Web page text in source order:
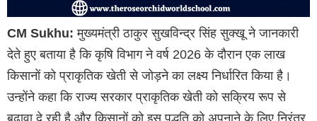
CM Sukhu: मुख्यमंत्री ठाकुर सुखविन्द्र सिंह सुक्खू ने जानकारी
देते हुए बताया है कि कृषि विभाग ने वर्ष 2026 के दौरान एक लाख
किसानों को प्राकृतिक खेती से जोड़ने का लक्ष्य निर्धारित किया है।
उन्होंने कहा कि राज्य सरकार प्राकृतिक खेती को सक्रिय रूप से
बढ़ावा दे रही है और किसानों को इस पद्धति को अपनाने के लिए निरंतर